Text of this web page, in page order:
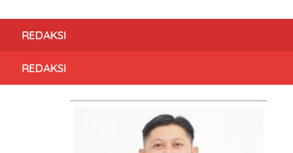
REDAKSI
REDAKSI